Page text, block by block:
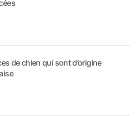
de chien qui sont d’origine